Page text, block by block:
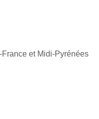
et Midi-Pyrénées